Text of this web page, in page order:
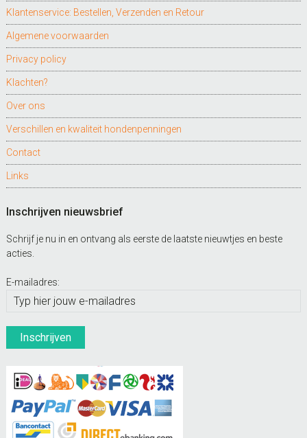
Klantenservice: Bestellen, Verzenden en Retour
Algemene voorwaarden
Privacy policy
Klachten?
Over ons
Verschillen en kwaliteit hondenpenningen
Contact
Links
Inschrijven nieuwsbrief
Schrijf je nu in en ontvang als eerste de laatste nieuwtjes en beste
acties.
E-mailadres: